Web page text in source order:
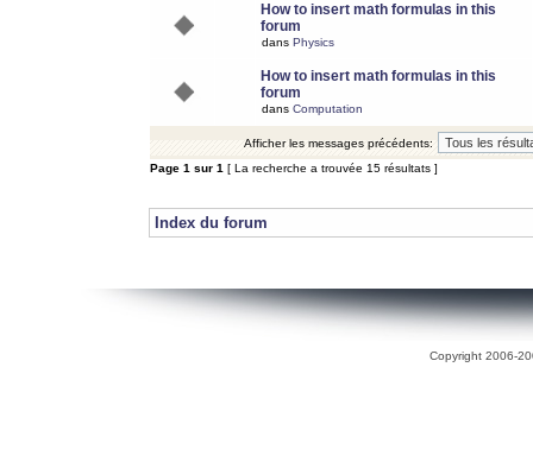
How to insert math formulas in this
forum
dans Physics
How to insert math formulas in this
forum
dans Computation
Afficher les messages précédents:
Page 1 sur 1 [ La recherche a trouvée 15 résultats ]
Index du forum
Copyright 2006-